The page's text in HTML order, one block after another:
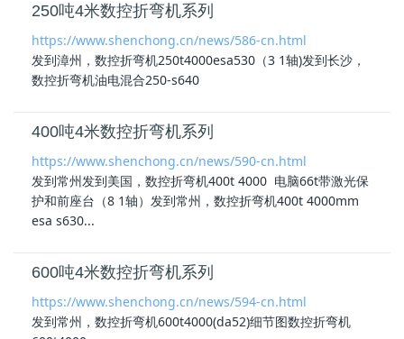
250吨4米数控折弯机系列
https://www.shenchong.cn/news/586-cn.html
发到漳州，数控折弯机250t4000esa530（3 1轴)发到长沙，
数控折弯机油电混合250-s640
400吨4米数控折弯机系列
https://www.shenchong.cn/news/590-cn.html
发到常州发到美国，数控折弯机400t 4000 电脑66t带激光保
护和前座台（8 1轴）发到常州，数控折弯机400t 4000mm
esa s630...
600吨4米数控折弯机系列
https://www.shenchong.cn/news/594-cn.html
发到常州，数控折弯机600t4000(da52)细节图数控折弯机